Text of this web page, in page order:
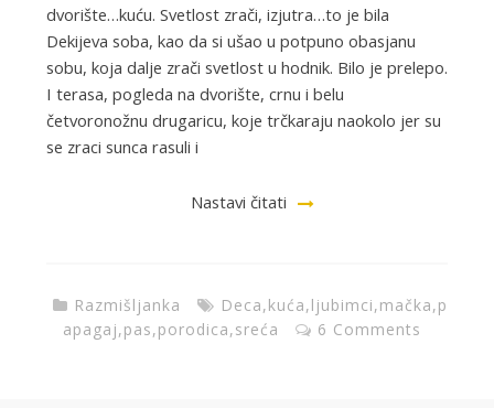
dvorište…kuću. Svetlost zrači, izjutra…to je bila
Dekijeva soba, kao da si ušao u potpuno obasjanu
sobu, koja dalje zrači svetlost u hodnik. Bilo je prelepo.
I terasa, pogleda na dvorište, crnu i belu
četvoronožnu drugaricu, koje trčkaraju naokolo jer su
se zraci sunca rasuli i
Nastavi čitati
Razmišljanka Deca,kuća,ljubimci,mačka,p
apagaj,pas,porodica,sreća 6 Comments